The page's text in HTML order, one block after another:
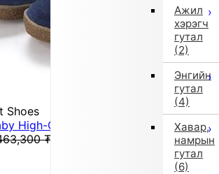
Ажил
хэрэгч
гутал
(2)
Энгийн
гутал
(4)
Хавар,
намрын
гутал
(6)
Shoes
High-Cut Sneakers (Navy)
₮